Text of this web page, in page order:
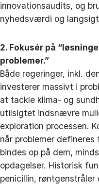
innovationsaudits, og
nyhedsværdi og
2. Fokusér på
problemer.”
Både regeringer, inkl.
investerer massivt i
at tackle klima- og
utilsigtet indsnævre
exploration processen.
når problemer
bindes op på dem,
opdagelser. Historisk
penicillin,